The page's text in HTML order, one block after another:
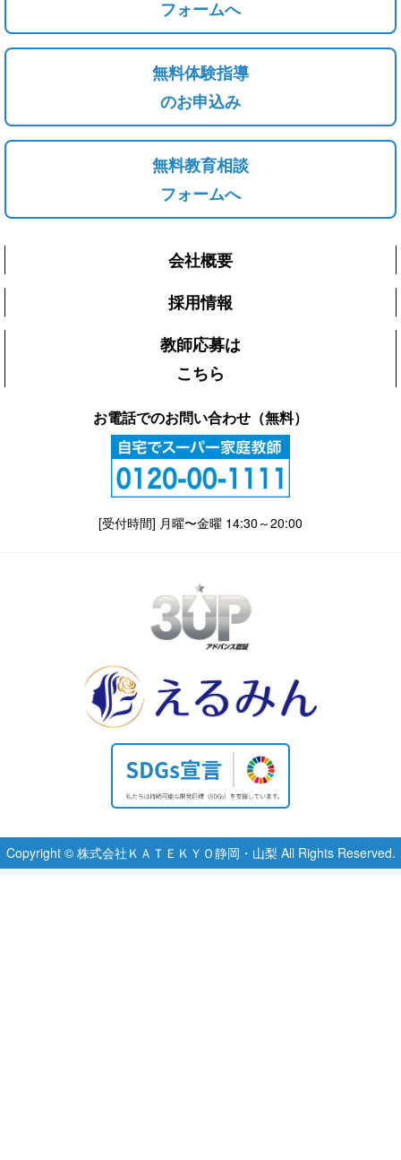
フォームへ
無料体験指導
のお申込み
無料教育相談
フォームへ
会社概要
採用情報
教師応募は
こちら
お電話でのお問い合わせ（無料）
[受付時間] 月曜〜金曜 14:30～20:00
Copyright © 株式会社ＫＡＴＥＫＹＯ静岡・山梨 All Rights Reserved.